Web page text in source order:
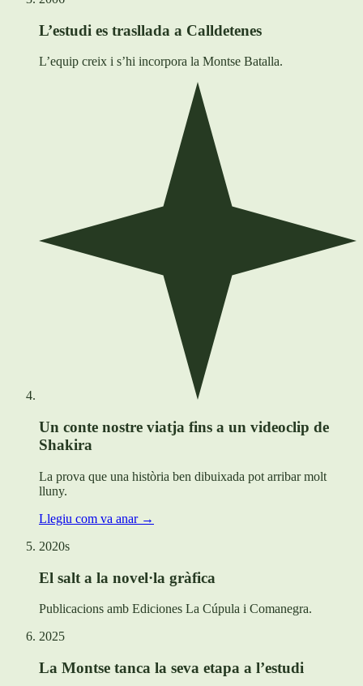
L’estudi es trasllada a Calldetenes
L’equip creix i s’hi incorpora la Montse Batalla.
Un conte nostre viatja fins a un videoclip de
Shakira
La prova que una història ben dibuixada pot arribar molt
lluny.
Llegiu com va anar →
2020s
El salt a la novel·la gràfica
Publicacions amb Ediciones La Cúpula i Comanegra.
2025
La Montse tanca la seva etapa a l’estudi